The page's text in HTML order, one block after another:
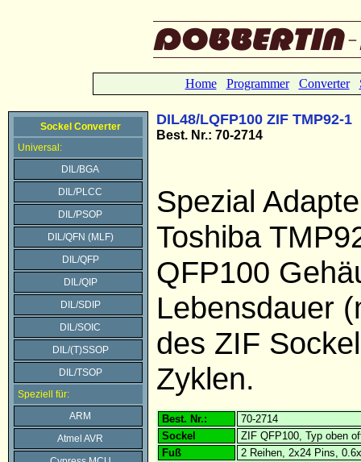
Home Programmer Converter
Sockel Converter
Universal:
DIL/BGA
DIL/PLCC
DIL/PSOP
DIL/QFN (MLF)
DIL/QFP
DIL/QIP
DIL/SDIP
DIL/SOIC
DIL/(T)SSOP
DIL/TSOP
Speziell für:
ARM
Atmel AVR
DIL48/LQFP100 ZIF TMP92-1
Best. Nr.: 70-2714
Spezial
Toshiba
QFP100
Lebensdauer
des ZIF
Zyklen.
Best. Nr.:
70-2714
Sockel
ZIF QFP100, Typ oben
Fuß
2 Reihen, 2x24 Pins,